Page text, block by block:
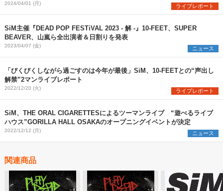
2024/04/01 (月) ライブレポート
SiM主催『DEAD POP FESTiVAL 2023 - 解 -』10-FEET、SUPER
BEAVER、山嵐ら全出演者＆日割りを発表
2023/04/07 (金) ニュース
「びくびくしながら過ごすのは今年が最後」SiM、10-FEETとの“声出し
解禁”2マンライブレポート
2022/12/20 (火) ライブレポート
SiM、THE ORAL CIGARETTESによるツーマンライブ “遊べるライブ
ハウス”GORILLA HALL OSAKAのオープニングイベントが決定
2022/12/12 (月) ニュース
関連商品